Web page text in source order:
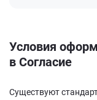
Условия
в Согласие
Существуют